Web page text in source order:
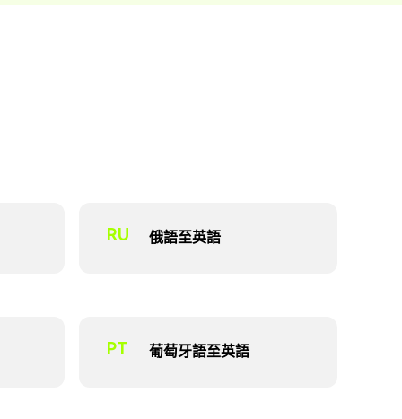
RU 俄語至英語
PT 葡萄牙語至英語